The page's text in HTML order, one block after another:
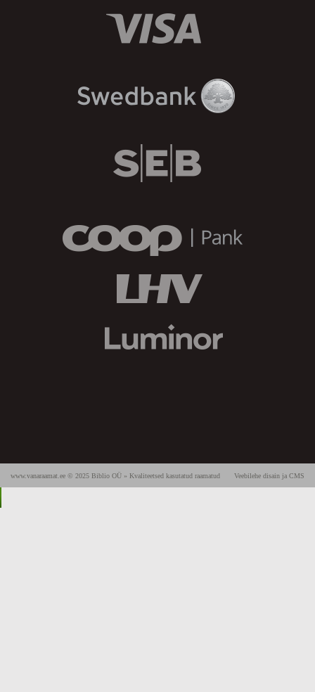
Veebilehe disain ja CMS
www.vanaraamat.ee © 2025 Biblio OÜ » Kvaliteetsed kasutatud raamatud